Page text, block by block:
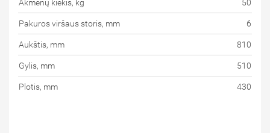
Akmenų kiekis, kg 50
Pakuros viršaus storis, mm 6
Aukštis, mm 810
Gylis, mm 510
Plotis, mm 430